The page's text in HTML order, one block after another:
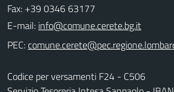
Fax: +39 0346 63177
E-mail:
PEC:
Codice per versamenti F24 - C506